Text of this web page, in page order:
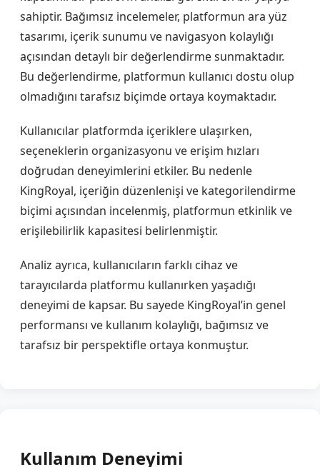
sahiptir. Bağımsız incelemeler, platformun ara yüz
tasarımı, içerik sunumu ve navigasyon kolaylığı
açısından detaylı bir değerlendirme sunmaktadır.
Bu değerlendirme, platformun kullanıcı dostu olup
olmadığını tarafsız biçimde ortaya koymaktadır.
Kullanıcılar platformda içeriklere ulaşırken,
seçeneklerin organizasyonu ve erişim hızları
doğrudan deneyimlerini etkiler. Bu nedenle
KingRoyal, içeriğin düzenlenişi ve kategorilendirme
biçimi açısından incelenmiş, platformun etkinlik ve
erişilebilirlik kapasitesi belirlenmiştir.
Analiz ayrıca, kullanıcıların farklı cihaz ve
tarayıcılarda platformu kullanırken yaşadığı
deneyimi de kapsar. Bu sayede KingRoyal’in genel
performansı ve kullanım kolaylığı, bağımsız ve
tarafsız bir perspektifle ortaya konmuştur.
Kullanım Deneyimi